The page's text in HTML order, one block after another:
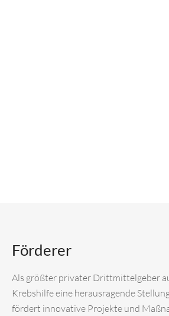
Förderer
Als größter privater Drittmittelgeber
Krebshilfe eine herausragende
fördert innovative Projekte und